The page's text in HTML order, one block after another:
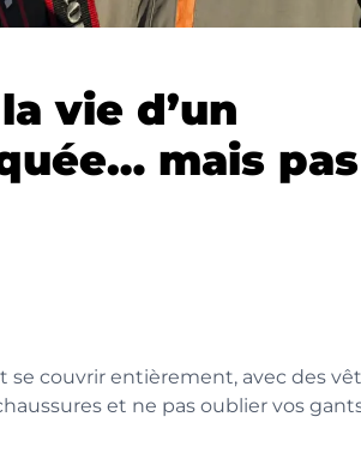
vie d’un
mais pas
se couvrir entièrement, avec des
et ne pas oublier vos